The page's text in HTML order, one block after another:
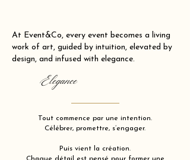
At Event&Co, every event becomes a living
work of art, guided by intuition, elevated by
design, and infused with elegance.
Elegance
Tout commence par une intention.
Célébrer, promettre, s’engager.
Puis vient la création.